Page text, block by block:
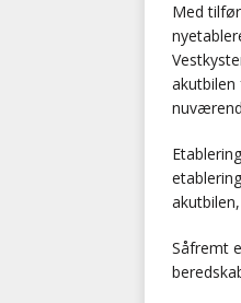
Med
akutbilen
Såfremt